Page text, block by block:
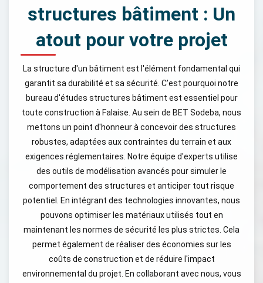
structures bâtiment : Un
atout pour votre projet
La structure d'un bâtiment est l'élément fondamental qui
garantit sa durabilité et sa sécurité. C'est pourquoi notre
bureau d'études structures bâtiment est essentiel pour
toute construction à Falaise. Au sein de BET Sodeba, nous
mettons un point d'honneur à concevoir des structures
robustes, adaptées aux contraintes du terrain et aux
exigences réglementaires. Notre équipe d'experts utilise
des outils de modélisation avancés pour simuler le
comportement des structures et anticiper tout risque
potentiel. En intégrant des technologies innovantes, nous
pouvons optimiser les matériaux utilisés tout en
maintenant les normes de sécurité les plus strictes. Cela
permet également de réaliser des économies sur les
coûts de construction et de réduire l'impact
environnemental du projet. En collaborant avec nous, vous